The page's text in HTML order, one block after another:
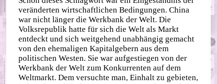
veränderten wirtschaftlichen Bedingungen. China
war nicht länger die Werkbank der Welt. Die
Volksrepublik hatte für sich die Welt als Markt
entdeckt und sich weitgehend unabhängig gemacht
von den ehemaligen Kapitalgebern aus dem
politischen Westen. Sie war aufgestiegen von der
Werkbank der Welt zum Konkurrenten auf dem
Weltmarkt. Dem versuchte man, Einhalt zu gebieten,